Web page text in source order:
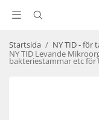
Startsida / NY TID - för
NY TID Levande
bakteriestammar etc